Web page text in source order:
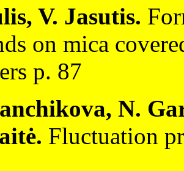
V. Jasutis.
on mica
p. 87
N.
Fluctuation